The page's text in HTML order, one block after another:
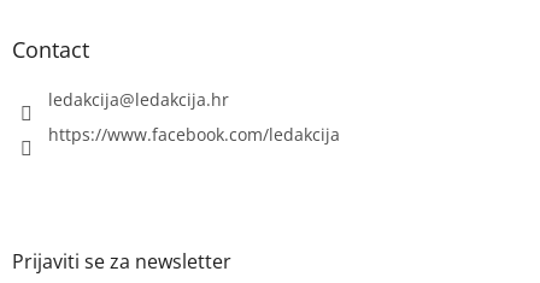
Contact
ledakcija@ledakcija.hr
https://www.facebook.com/ledakcija